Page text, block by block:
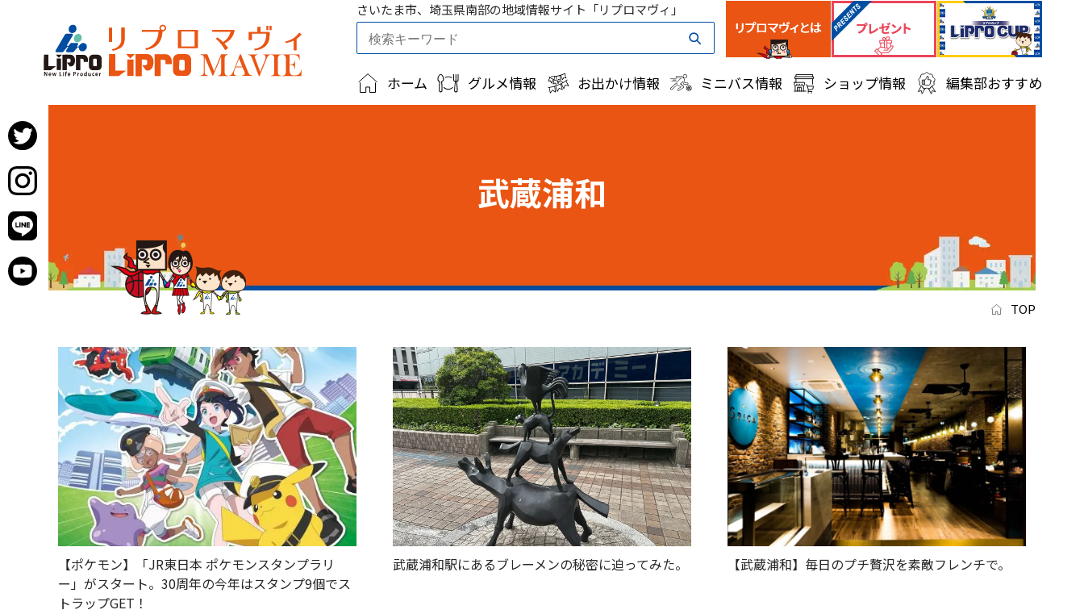
さいたま市、埼玉県南部の地域情報サイト「リプロマヴィ」
ホーム グルメ情報 お出かけ情報 ミニバス情報 ショップ情報 編集部おすすめ
武蔵浦和
TOP
【ポケモン】「JR東日本 ポケモンスタンプラリ
ー」がスタート。30周年の今年はスタンプ9個でス
トラップGET！
武蔵浦和駅にあるブレーメンの秘密に迫ってみた。 【武蔵浦和】毎日のプチ贅沢を素敵フレンチで。